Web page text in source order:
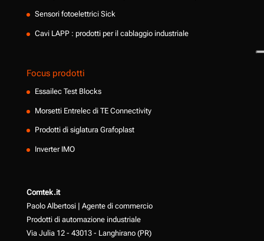
Sensori fotoelettrici Sick
Cavi LAPP : prodotti per il cablaggio industriale
Focus prodotti
Essailec Test Blocks
Morsetti Entrelec di TE Connectivity
Prodotti di siglatura Grafoplast
Inverter IMO
Comtek.it
Paolo Albertosi | Agente di commercio
Prodotti di automazione industriale
Via Julia 12 - 43013 - Langhirano (PR)